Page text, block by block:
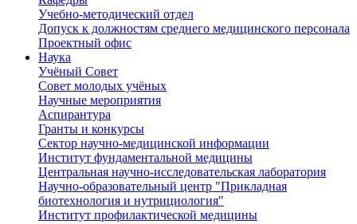
Учебно-методический отдел
Допуск к должностям среднего медицинского персонала
Проектный офис
Наука
Учёный Cовет
Совет молодых учёных
Научные мероприятия
Аспирантура
Гранты и конкурсы
Сектор научно-медицинской информации
Институт фундаментальной медицины
Центральная научно-исследовательская лаборатория
Научно-образовательный центр "Прикладная
биотехнология и нутрициология"
Институт профилактической медицины